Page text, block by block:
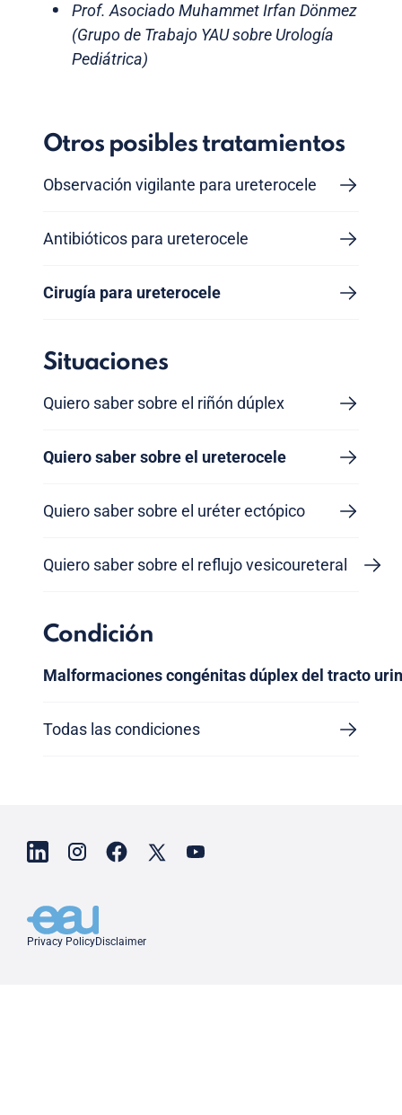
Prof. Asociado Muhammet Irfan Dönmez
(Grupo de Trabajo YAU sobre Urología
Pediátrica)
Otros posibles tratamientos
Observación vigilante para ureterocele
Antibióticos para ureterocele
Cirugía para ureterocele
Situaciones
Quiero saber sobre el riñón dúplex
Quiero saber sobre el ureterocele
Quiero saber sobre el uréter ectópico
Quiero saber sobre el reflujo vesicoureteral
Condición
Malformaciones congénitas dúplex del tracto
Todas las condiciones
Privacy PolicyDisclaimer